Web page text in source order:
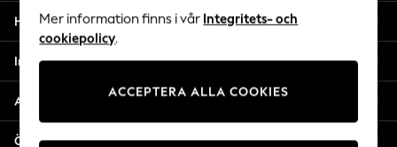
Trending: Top & Short Sets
Trending: Clogs
All Clothing
Coats & Jackets
Sweatshirts & Hoodies
Hjälp
Integritet & Juridik
Avdelningar
Övriga tjänster
Mer information finns i vår Integritets- och
cookiepolicy.
ACCEPTERA ALLA COOKIES